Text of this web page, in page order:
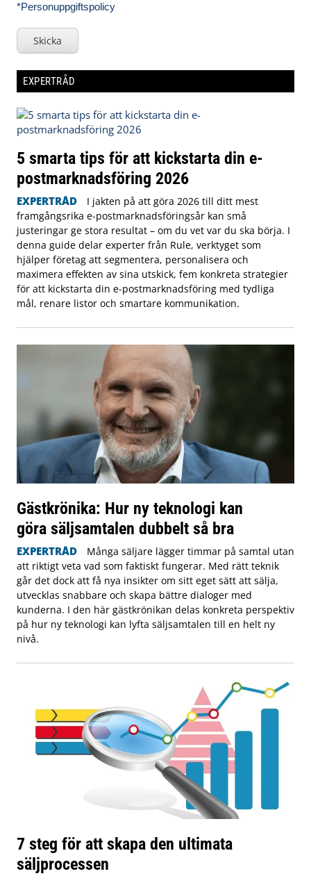
*Personuppgiftspolicy
Skicka
EXPERTRÅD
5 smarta tips för att kickstarta din e-
postmarknadsföring 2026
EXPERTRÅD
I jakten på att göra 2026 till ditt mest
framgångsrika e-postmarknadsföringsår kan små
justeringar ge stora resultat – om du vet var du ska börja. I
denna guide delar experter från Rule, verktyget som
hjälper företag att segmentera, personalisera och
maximera effekten av sina utskick, fem konkreta strategier
för att kickstarta din e-postmarknadsföring med tydliga
mål, renare listor och smartare kommunikation.
Gästkrönika: Hur ny teknologi kan
göra säljsamtalen dubbelt så bra
EXPERTRÅD
Många säljare lägger timmar på samtal utan
att riktigt veta vad som faktiskt fungerar. Med rätt teknik
går det dock att få nya insikter om sitt eget sätt att sälja,
utvecklas snabbare och skapa bättre dialoger med
kunderna. I den här gästkrönikan delas konkreta perspektiv
på hur ny teknologi kan lyfta säljsamtalen till en helt ny
nivå.
7 steg för att skapa den ultimata
säljprocessen